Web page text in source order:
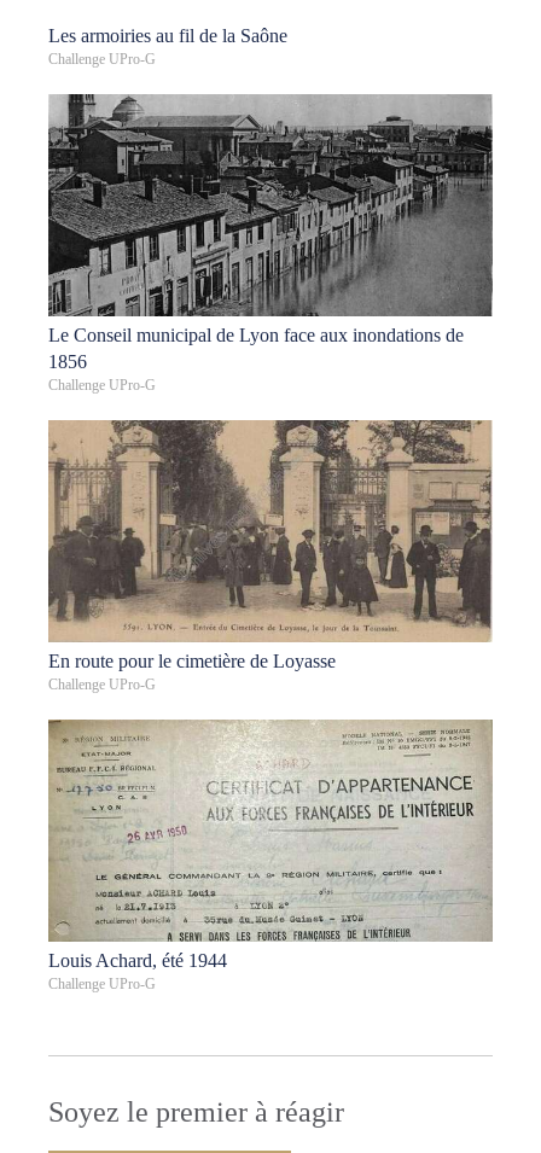
Les armoiries au fil de la Saône
Challenge UPro-G
Le Conseil municipal de Lyon face aux inondations de
1856
Challenge UPro-G
En route pour le cimetière de Loyasse
Challenge UPro-G
Louis Achard, été 1944
Challenge UPro-G
Soyez le premier à réagir